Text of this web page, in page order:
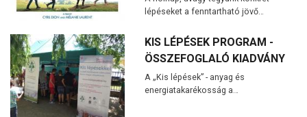
lépéseket a fenntartható jövő…
KIS LÉPÉSEK PROGRAM -
ÖSSZEFOGLALÓ KIADVÁNY
A „Kis lépések” - anyag és
energiatakarékosság a…